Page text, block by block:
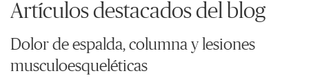
Artículos destacados del blog
Dolor de espalda, columna y lesiones
musculoesqueléticas